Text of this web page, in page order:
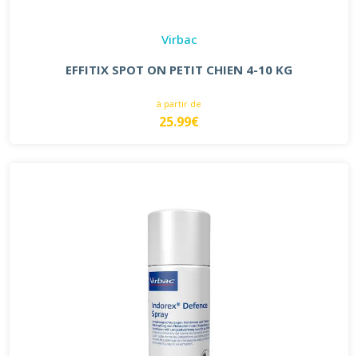
Virbac
EFFITIX SPOT ON PETIT CHIEN 4-10 KG
à partir de
25.99€